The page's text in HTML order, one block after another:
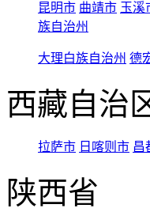
昆明市 曲靖市 玉溪
族自治州
大理白族自治州 德
西藏自治
拉萨市 日喀则市 昌
陕西省